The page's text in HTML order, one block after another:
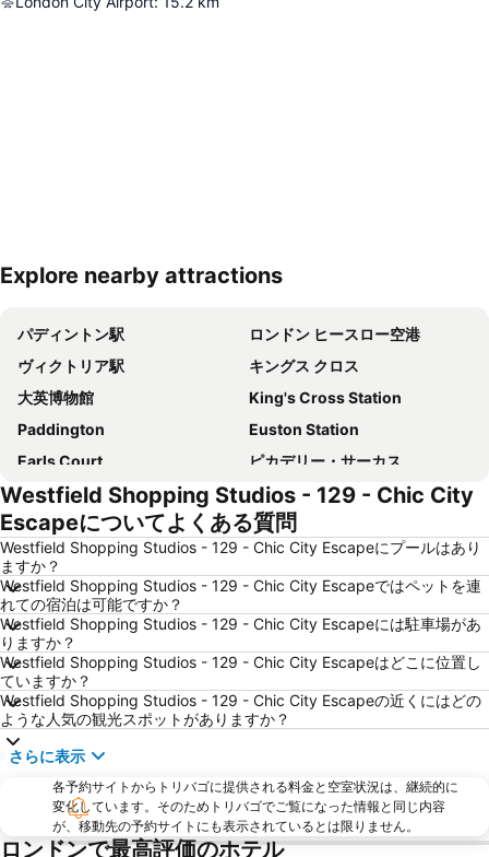
Explore nearby attractions
パディントン駅
ロンドン ヒースロー空港
ヴィクトリア駅
キングス クロス
大英博物館
King's Cross Station
Paddington
Euston Station
Earls Court
ピカデリー・サーカス
コヴェント ガーデン
ウェンブリー スタジアム
ケンジントン
King's Cross St.Pancras Metro Station
ロンドン地下鉄
St Pancras Station
South Kensington
ハイド パーク
ビクトリアコーチステーション
Leicester Square
バッキンガム宮殿
Liverpool Street Station
ビッグ・ベン
ExCeL
Picadilly Circus Station
Russell Square
Soho
Mayfair
O2 アリーナ
タワーブリッジ
ザ シティ
ロンドン・シティ空港
Westfield Shopping Studios - 129 - Chic City
Escapeについてよくある質問
Westfield Shopping Studios - 129 - Chic City Escapeにプールはあり
ますか？
Westfield Shopping Studios - 129 - Chic City Escapeではペットを連
れての宿泊は可能ですか？
Westfield Shopping Studios - 129 - Chic City Escapeには駐車場があ
りますか？
Westfield Shopping Studios - 129 - Chic City Escapeはどこに位置し
ていますか？
Westfield Shopping Studios - 129 - Chic City Escapeの近くにはどの
ような人気の観光スポットがありますか？
さらに表示
各予約サイトからトリバゴに提供される料金と空室状況は、継続的に
変化しています。そのためトリバゴでご覧になった情報と同じ内容
が、移動先の予約サイトにも表示されているとは限りません。
ロンドンで最高評価のホテル